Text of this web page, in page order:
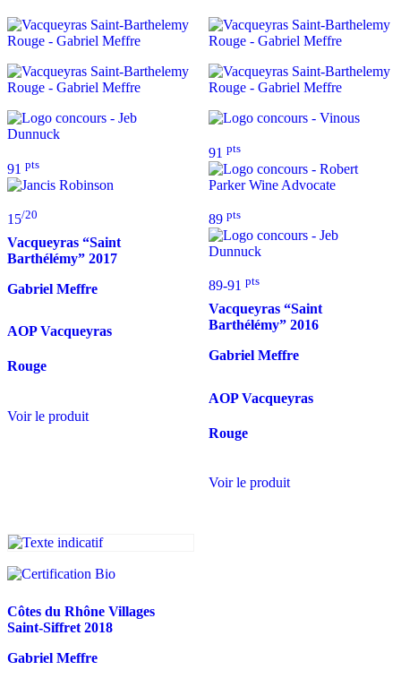
91 pts
15/20
Vacqueyras “Saint
Barthélémy” 2017
Gabriel Meffre
AOP Vacqueyras
Rouge
Voir le produit
91 pts
89 pts
89-91 pts
Vacqueyras “Saint
Barthélémy” 2016
Gabriel Meffre
AOP Vacqueyras
Rouge
Voir le produit
Côtes du Rhône Villages
Saint-Siffret 2018
Gabriel Meffre